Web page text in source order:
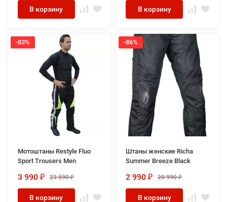
В корзину В корзину
-83%
Мотоштаны Restyle Fluo
Sport Trousers Men
3 990 ₽ 23 590 ₽
В корзину
-86%
Штаны женские Richa
Summer Breeze Black
2 990 ₽ 20 990 ₽
В корзину